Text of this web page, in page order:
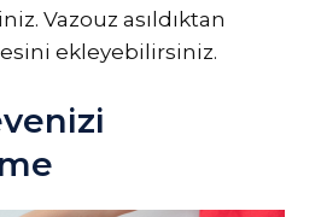
Vazouz asıldıktan
ekleyebilirsiniz.